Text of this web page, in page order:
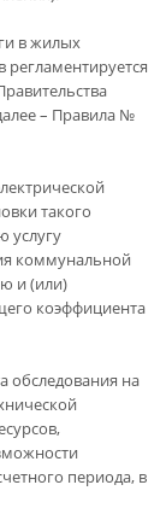
в жилых
– Правила №
такого
услугу
коммунальной
и (или)
коэффициента
обследования на
периода, в